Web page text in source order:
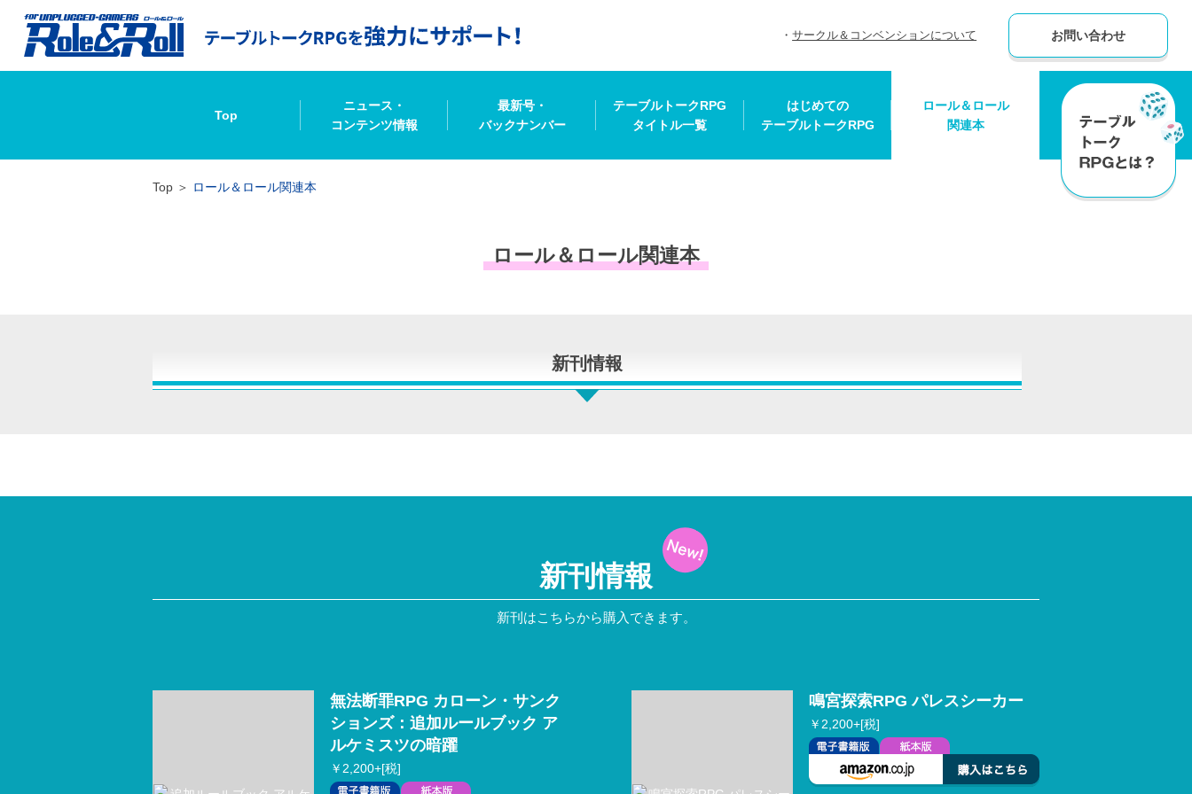
サークル＆コンベンションについて お問い合わせ
Top
ニュース・
コンテンツ情報
最新号・
バックナンバー
テーブルトークRPG
タイトル一覧
はじめての
テーブルトークRPG
ロール＆ロール
関連本
Top ロール＆ロール関連本
ロール＆ロール関連本
新刊情報
新刊情報
新刊はこちらから購入できます。
無法断罪RPG カローン・サンク
ションズ：追加ルールブック ア
ルケミスツの暗躍
￥2,200+[税]
鳴宮探索RPG パレスシーカー
￥2,200+[税]